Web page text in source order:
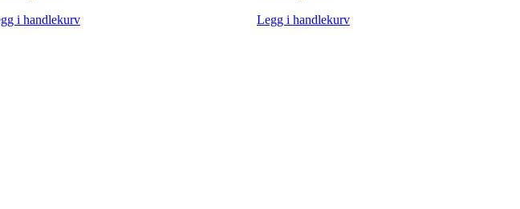
i handlekurv
Legg i handlekurv